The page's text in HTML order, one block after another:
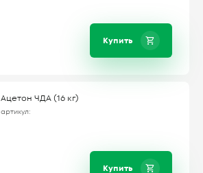
Купить
Ацетон ЧДА (16 кг)
артикул:
Купить